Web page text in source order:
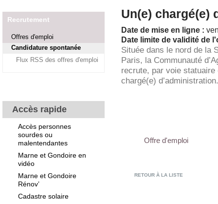
Recrutement
Offres d'emploi
Candidature spontanée
Flux RSS des offres d'emploi
Accès rapide
Accès personnes
sourdes ou
malentendantes
Marne et Gondoire en
vidéo
Marne et Gondoire
Rénov’
Cadastre solaire
Un(e) chargé(e)
Date de mise en ligne :
Date limite de validité de
Située dans le nord de la
Paris, la Communauté
recrute, par voie
chargé(e) d’administration.
Offre d'emploi
RETOUR À LA LISTE